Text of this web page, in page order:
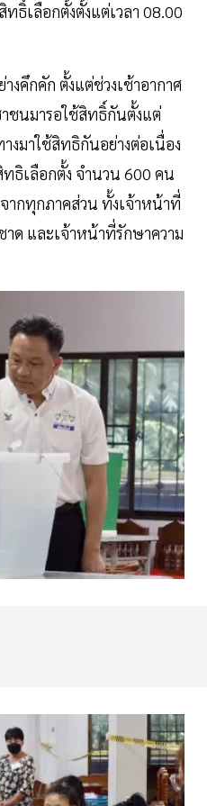
ธิ์เลือกตั้งตั้งแต่เวลา 08.00
งคึกคัก ตั้งแต่ช่วงเช้าอากาศ
ชนมารอใช้สิทธิ์กันตั้งแต่
มาใช้สิทธิกันอย่างต่อเนื่อง
ธิเลือกตั้ง จำนวน 600 คน
ากทุกภาคส่วน ทั้งเจ้าหน้าที่
าด และเจ้าหน้าที่รักษาความ